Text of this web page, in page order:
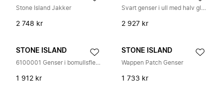
Stone Island Jakker
2 748 kr
Svart genser i ull med halv glidelås
2 927 kr
STONE ISLAND
6100001 Genser i bomullsfleece
1 912 kr
STONE ISLAND
Wappen Patch Genser
1 733 kr